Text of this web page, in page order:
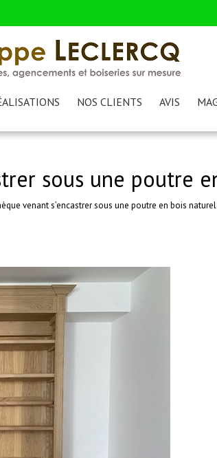
NOS CLIENTS AVIS
sous une poutre
venant s’encastrer sous une poutre en bois